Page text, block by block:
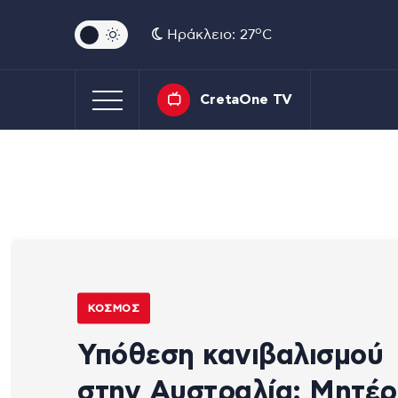
Ηράκλειο: 27oC
CretaOne TV
ΚΌΣΜΟΣ
Υπόθεση κανιβαλισμού
στην Αυστραλία: